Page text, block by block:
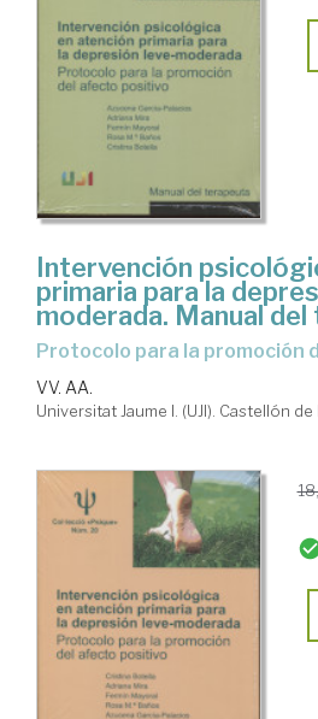
Intervención
primaria para la
moderada. Manual
Protocolo para la
VV. AA.
Universitat Jaume I. (UJI). Castellón de